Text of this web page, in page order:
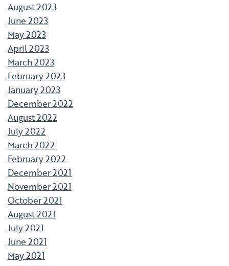
August 2023
June 2023
May 2023
April 2023
March 2023
February 2023
January 2023
December 2022
August 2022
July 2022
March 2022
February 2022
December 2021
November 2021
October 2021
August 2021
July 2021
June 2021
May 2021